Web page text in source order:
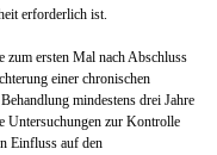
erforderlich ist.
zum ersten Mal nach Abschluss
einer chronischen
mindestens drei Jahre
Untersuchungen zur Kontrolle
Einfluss auf den